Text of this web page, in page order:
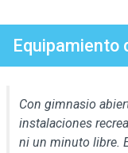
Equipamiento
Con gimnasio
instalaciones
ni un minuto libre.